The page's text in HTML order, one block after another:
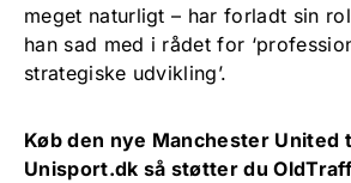
meget naturligt – har forladt sin
han sad med i rådet for
strategiske udvikling’.
Køb den nye Manchester United
Unisport.dk så støtter du